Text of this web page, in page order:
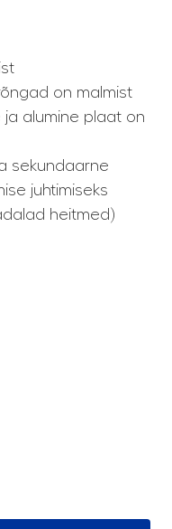
on malmist
ja alumine plaat on
sekundaarne
juhtimiseks
heitmed)